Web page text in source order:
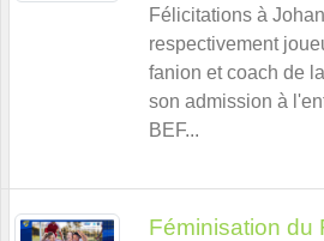
Félicitations à
respectivement
fanion et coach de
son admission à
BEF...
Féminisation du